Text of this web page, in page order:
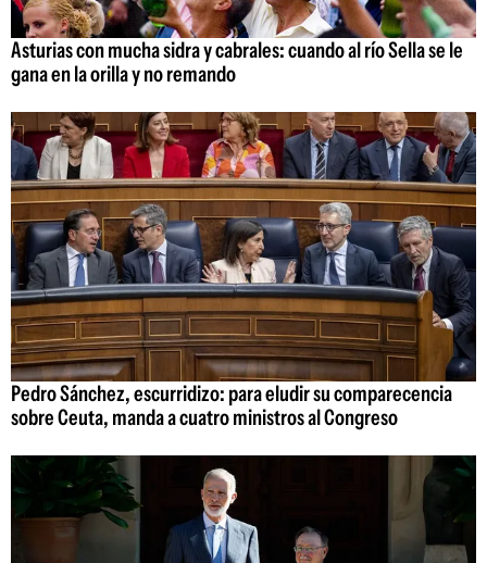
Asturias con mucha sidra y cabrales: cuando al río Sella se le
gana en la orilla y no remando
Pedro Sánchez, escurridizo: para eludir su comparecencia
sobre Ceuta, manda a cuatro ministros al Congreso